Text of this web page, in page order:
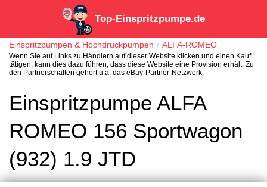
Top-Einspritzpumpe.de
Einspritzpumpen & Hochdruckpumpen ALFA-ROMEO
Wenn Sie auf Links zu Händlern auf dieser Website klicken und einen Kauf
tätigen, kann dies dazu führen, dass diese Website eine Provision erhält. Zu
den Partnerschaften gehört u.a. das eBay-Partner-Netzwerk.
Einspritzpumpe ALFA
ROMEO 156 Sportwagon
(932) 1.9 JTD